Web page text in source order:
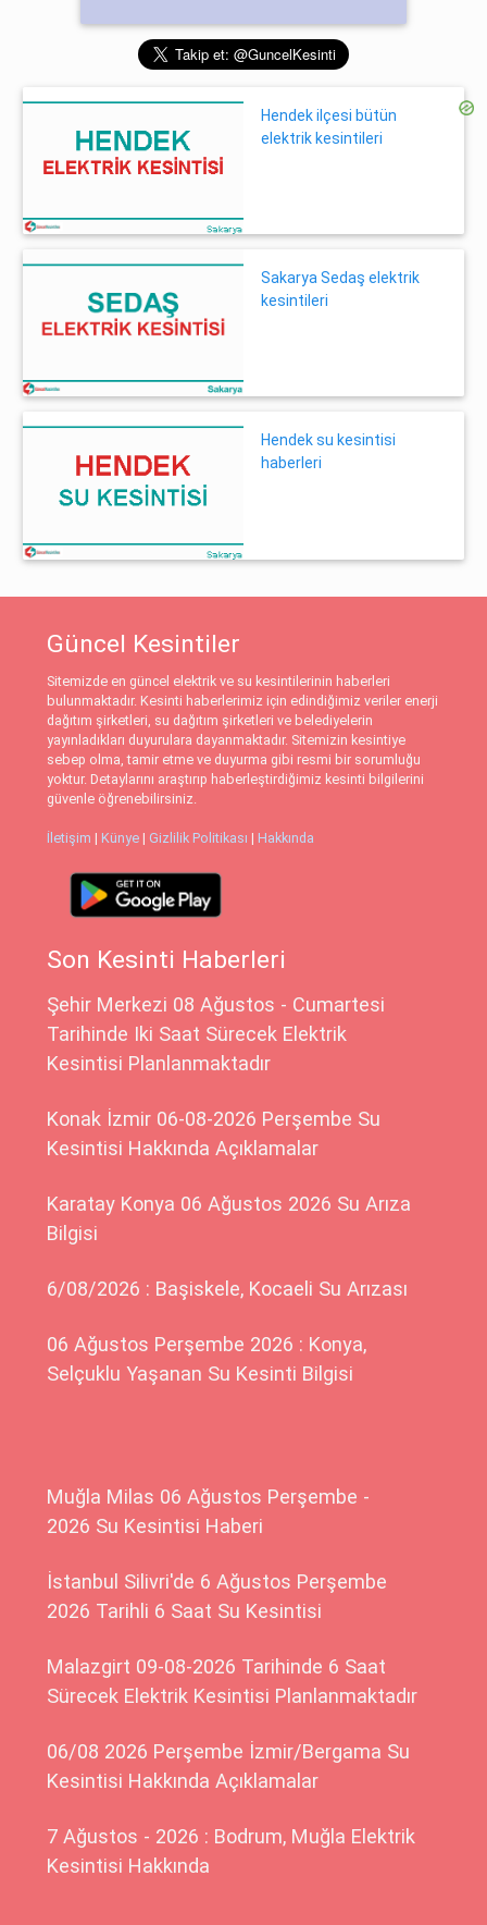
Hendek ilçesi bütün
elektrik kesintileri
Sakarya Sedaş elektrik
kesintileri
Hendek su kesintisi
haberleri
Güncel Kesintiler
Sitemizde en güncel elektrik ve su kesintilerinin haberleri
bulunmaktadır. Kesinti haberlerimiz için edindiğimiz veriler enerji
dağıtım şirketleri, su dağıtım şirketleri ve belediyelerin
yayınladıkları duyurulara dayanmaktadır. Sitemizin kesintiye
sebep olma, tamir etme ve duyurma gibi resmi bir sorumluğu
yoktur. Detaylarını araştırıp haberleştirdiğimiz kesinti bilgilerini
güvenle öğrenebilirsiniz.
İletişim | Künye | Gizlilik Politikası | Hakkında
Son Kesinti Haberleri
Şehir Merkezi 08 Ağustos - Cumartesi
Tarihinde Iki Saat Sürecek Elektrik
Kesintisi Planlanmaktadır
Konak İzmir 06-08-2026 Perşembe Su
Kesintisi Hakkında Açıklamalar
Karatay Konya 06 Ağustos 2026 Su Arıza
Bilgisi
6/08/2026 : Başiskele, Kocaeli Su Arızası
06 Ağustos Perşembe 2026 : Konya,
Selçuklu Yaşanan Su Kesinti Bilgisi
Muğla Milas 06 Ağustos Perşembe -
2026 Su Kesintisi Haberi
İstanbul Silivri'de 6 Ağustos Perşembe
2026 Tarihli 6 Saat Su Kesintisi
Malazgirt 09-08-2026 Tarihinde 6 Saat
Sürecek Elektrik Kesintisi Planlanmaktadır
06/08 2026 Perşembe İzmir/Bergama Su
Kesintisi Hakkında Açıklamalar
7 Ağustos - 2026 : Bodrum, Muğla Elektrik
Kesintisi Hakkında